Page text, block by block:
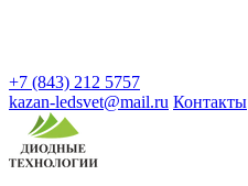
+7 (843) 212 5757
kazan-ledsvet@mail.ru Контакты